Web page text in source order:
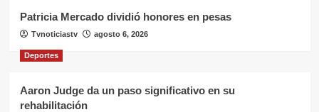
Patricia Mercado dividió honores en pesas
Tvnoticiastv agosto 6, 2026
Deportes
Aaron Judge da un paso significativo en su
rehabilitación